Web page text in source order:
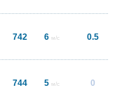
742 6 м/с 0.5
744 5 м/с 0